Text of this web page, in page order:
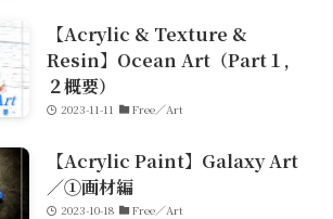
【Acrylic & Texture &
Resin】Ocean Art（Part１,
２概要）
2023-11-11 Free／Art
【Acrylic Paint】Galaxy Art
／①画材編
2023-10-18 Free／Art